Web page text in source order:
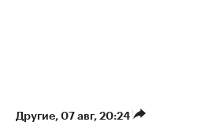
Другие 07 авг, 20:24